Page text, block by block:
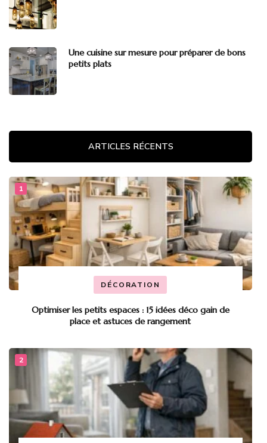
Une cuisine sur mesure pour préparer de bons
petits plats
ARTICLES RÉCENTS
DÉCORATION
Optimiser les petits espaces : 15 idées déco gain de
place et astuces de rangement